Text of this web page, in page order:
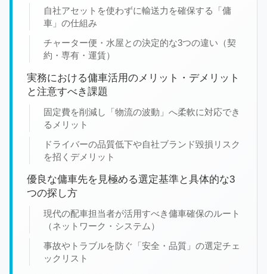
自社アセットを使わずに輸送力を確保する「傭
車」の仕組み
チャーター便・水屋との決定的な3つの違い（契
約・専有・運賃）
実務における傭車活用のメリット・デメリット
と注意すべき課題
固定費を削減し「物流の波動」へ柔軟に対応でき
るメリット
ドライバーの品質低下や自社ブランド毀損リスク
を招くデメリット
優良な傭車先を見極める選定基準と具体的な3
つの探し方
現代の配車担当者が活用すべき傭車確保のルート
（ネットワーク・システム）
事故やトラブルを防ぐ「安全・品質」の選定チェ
ックリスト